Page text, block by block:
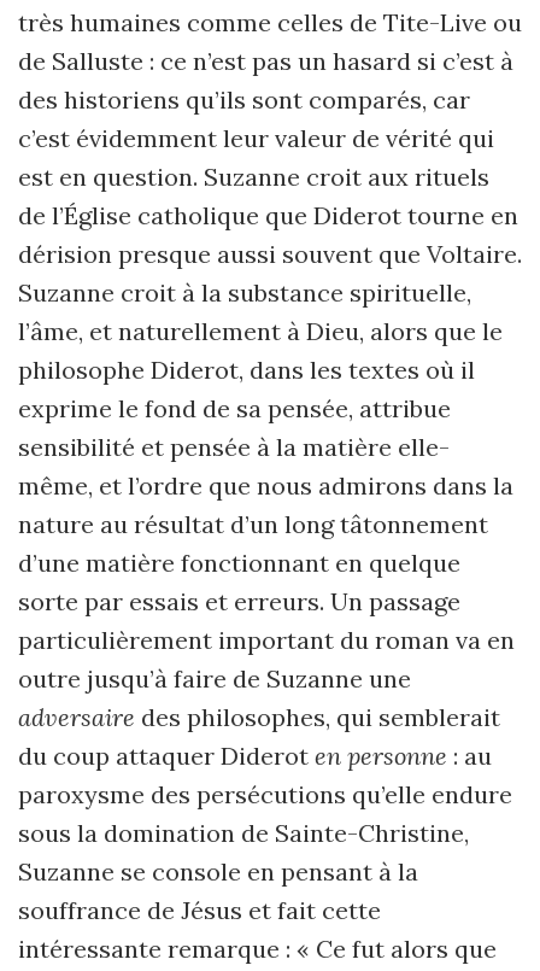
très humaines comme celles de Tite-Live ou
de Salluste : ce n’est pas un hasard si c’est à
des historiens qu’ils sont comparés, car
c’est évidemment leur valeur de vérité qui
est en question. Suzanne croit aux rituels
de l’Église catholique que Diderot tourne en
dérision presque aussi souvent que Voltaire.
Suzanne croit à la substance spirituelle,
l’âme, et naturellement à Dieu, alors que le
philosophe Diderot, dans les textes où il
exprime le fond de sa pensée, attribue
sensibilité et pensée à la matière elle-
même, et l’ordre que nous admirons dans la
nature au résultat d’un long tâtonnement
d’une matière fonctionnant en quelque
sorte par essais et erreurs. Un passage
particulièrement important du roman va en
outre jusqu’à faire de Suzanne une
adversaire des philosophes, qui semblerait
du coup attaquer Diderot en personne : au
paroxysme des persécutions qu’elle endure
sous la domination de Sainte-Christine,
Suzanne se console en pensant à la
souffrance de Jésus et fait cette
intéressante remarque : « Ce fut alors que